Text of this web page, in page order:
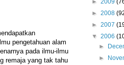
pengetahuan alam
pada ilmu-ilmu
remaja yang tak tahu
► 2009
► 2008
► 2007
▼ 2006
►
►